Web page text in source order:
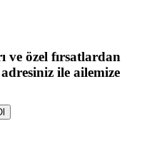
özel fırsatlardan
ile ailemize